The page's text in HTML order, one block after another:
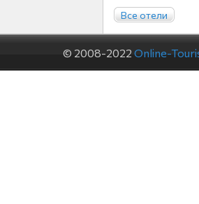
Все отели
© 2008-2022 Online-